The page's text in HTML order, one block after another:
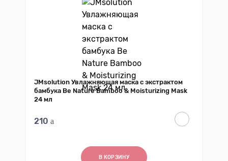
JMsolution Увлажняющая маска c экстрактом
бамбука Be Nature Bamboo & Moisturizing Mask
24 мл
210
В КОРЗИНУ